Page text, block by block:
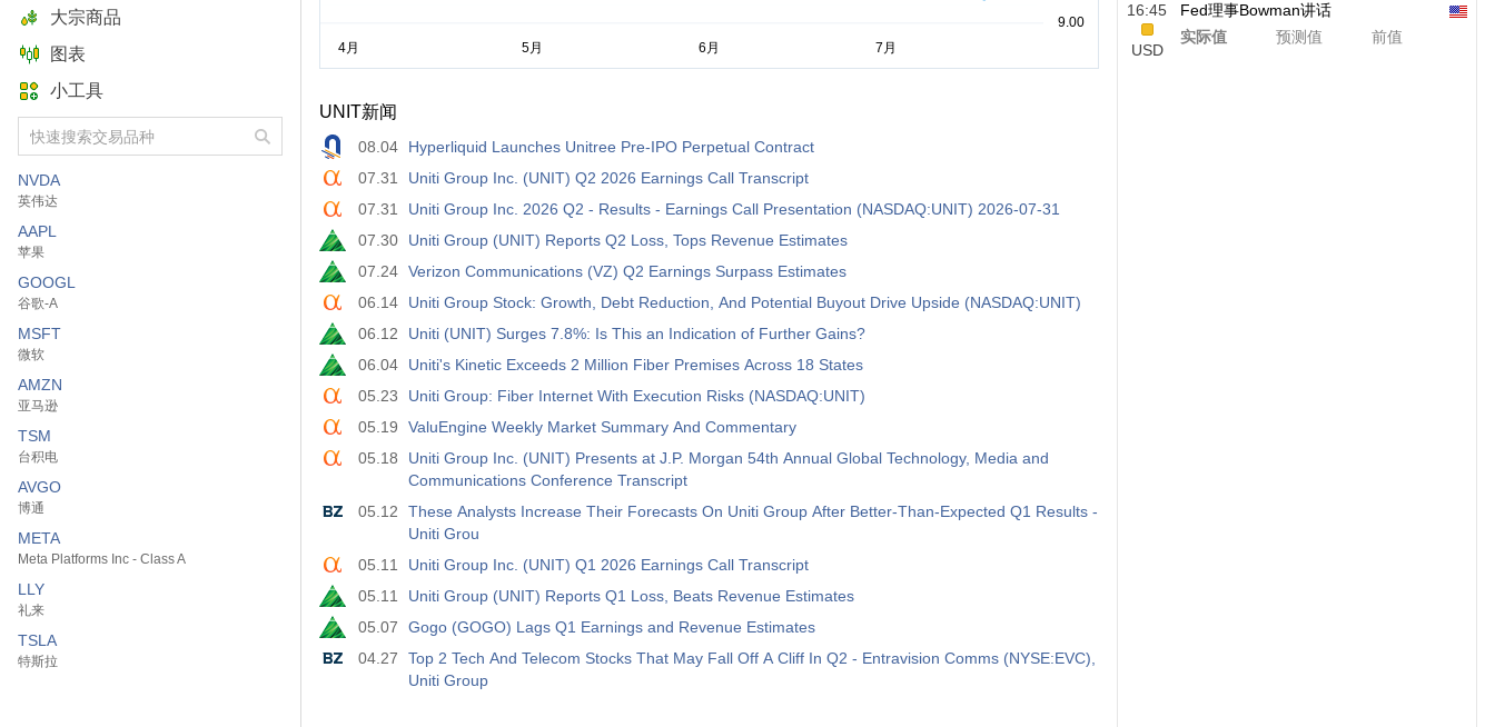
大宗商品
图表
小工具
NVDA
英伟达
AAPL
苹果
GOOGL
谷歌-A
MSFT
微软
AMZN
亚马逊
TSM
台积电
AVGO
博通
META
Meta Platforms Inc - Class A
LLY
礼来
TSLA
特斯拉
UNIT新闻
08.04
Hyperliquid Launches Unitree Pre-IPO Perpetual Contract
07.31
Uniti Group Inc. (UNIT) Q2 2026 Earnings Call Transcript
07.31
Uniti Group Inc. 2026 Q2 - Results - Earnings Call Presentation (NASDAQ:UNIT) 2026-07-31
07.30
Uniti Group (UNIT) Reports Q2 Loss, Tops Revenue Estimates
07.24 Verizon Communications (VZ) Q2 Earnings Surpass Estimates
06.14
Uniti Group Stock: Growth, Debt Reduction, And Potential Buyout Drive Upside (NASDAQ:UNIT)
06.12
Uniti (UNIT) Surges 7.8%: Is This an Indication of Further Gains?
06.04
Uniti's Kinetic Exceeds 2 Million Fiber Premises Across 18 States
05.23
Uniti Group: Fiber Internet With Execution Risks (NASDAQ:UNIT)
05.19
ValuEngine Weekly Market Summary And Commentary
05.18
Uniti Group Inc. (UNIT) Presents at J.P. Morgan 54th Annual Global Technology, Media and
Communications Conference Transcript
05.12
These Analysts Increase Their Forecasts On Uniti Group After Better-Than-Expected Q1 Results -
Uniti Grou
05.11
Uniti Group Inc. (UNIT) Q1 2026 Earnings Call Transcript
05.11
Uniti Group (UNIT) Reports Q1 Loss, Beats Revenue Estimates
05.07
Gogo (GOGO) Lags Q1 Earnings and Revenue Estimates
04.27
Top 2 Tech And Telecom Stocks That May Fall Off A Cliff In Q2 - Entravision Comms (NYSE:EVC),
Uniti Group
16:45
USD
Fed理事Bowman讲话
实际值
预测值 前值